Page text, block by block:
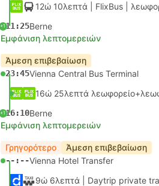
12ώ 10λεπτά | FlixBus
+111:25Berne
Εμφάνιση λεπτομερειών
Άμεση επιβεβαίωση
23:45Vienna Central Bus Terminal
+116:10Berne
Εμφάνιση λεπτομερειών
Γρηγορότερο Άμεση επιβεβαίωση
--:--Vienna Hotel Transfer
9ώ 6λεπτά | Daytrip private